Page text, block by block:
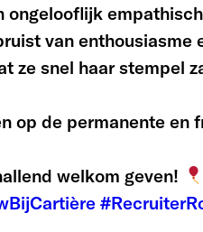
ongelooflijk
van enthousiasme
ze snel haar stempel
op de permanente en
welkom geven!